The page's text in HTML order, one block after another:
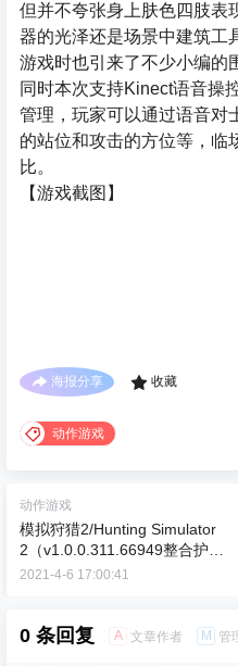
但并不夸张身上肤色四肢表
器的光泽还是场景中建筑工
游戏时也引来了不少小编的
同时本次支持Kinect语音操
管理，玩家可以通过语音对
的站位和攻击的方位等，临
比。
【游戏截图】
海报分享 收藏
动作游戏
动作游戏
模拟狩猎2/Hunting Simulator
2（v1.0.0.311.66949整合护林
员生活DLC）
2021-4-6 17:00:41
0 条回复 A 文章作者 M 管